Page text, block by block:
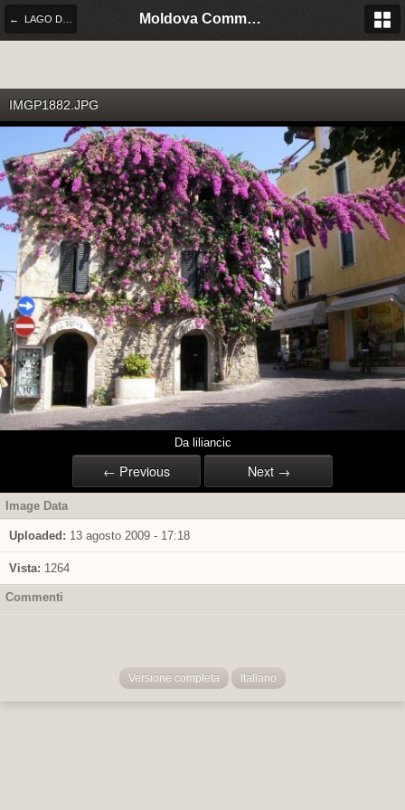
Moldova Community Italia
IMGP1882.JPG
Da liliancic
← Previous Next →
Image Data
Uploaded: 13 agosto 2009 - 17:18
Vista: 1264
Commenti
Versione completa Italiano